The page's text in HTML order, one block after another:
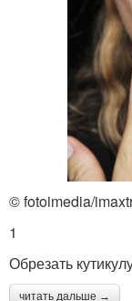
© fotoimedia/
1
Обрезать
читать дальше →